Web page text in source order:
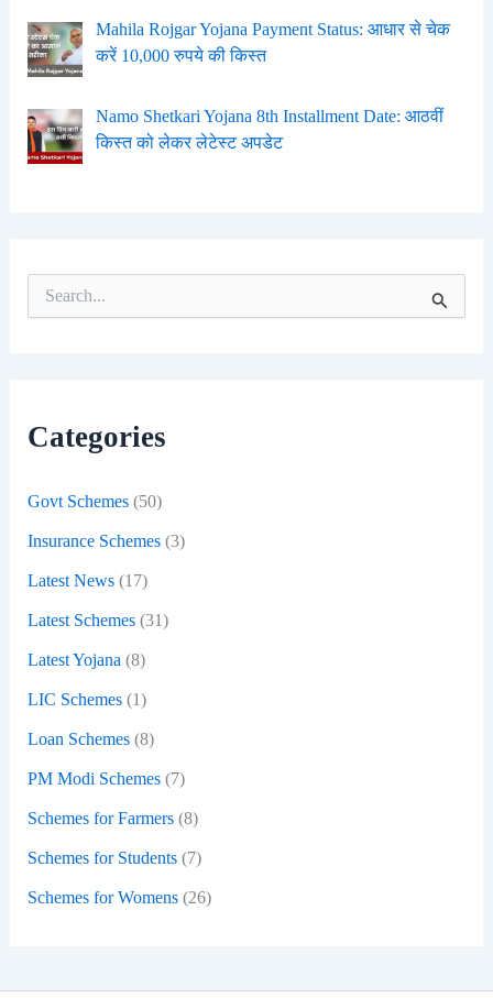
Mahila Rojgar Yojana Payment Status: आधार से चेक
करें 10,000 रुपये की किस्त
Namo Shetkari Yojana 8th Installment Date: आठवीं
किस्त को लेकर लेटेस्ट अपडेट
o
Categories
Govt Schemes(50)
Insurance Schemes(3)
Latest News(17)
Latest Schemes(31)
Latest Yojana (8)
LIC Schemes(1)
Loan Schemes(8)
PM Modi Schemes(7)
Schemes for Farmers(8)
Schemes for Students(7)
Schemes for Womens(26)